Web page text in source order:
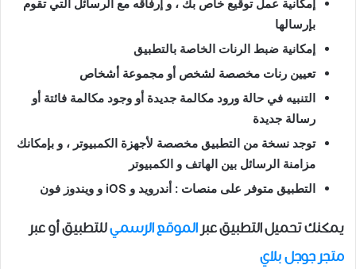
إمكانية عمل توقيع خاص بك ، و إرفاقه مع الرسائل التي تقوم
بإرسالها
إمكانية ضبط الرنات الخاصة بالتطبيق
تعيين رنات مخصصة لشخص أو مجموعة أشخاص
التنبيه في حالة ورود مكالمة جديدة أو وجود مكالمة فائتة أو
رسالة جديدة
توجد نسخة من التطبيق مخصصة لأجهزة الكمبيوتر ، و بإمكانك
مزامنة الرسائل بين الهاتف و الكمبيوتر
التطبيق متوفر على منصات : أندرويد و iOS و ويندوز فون
يمكنك تحميل التطبيق عبرالموقع الرسميللتطبيق أو عبر
متجر جوجل بلاي